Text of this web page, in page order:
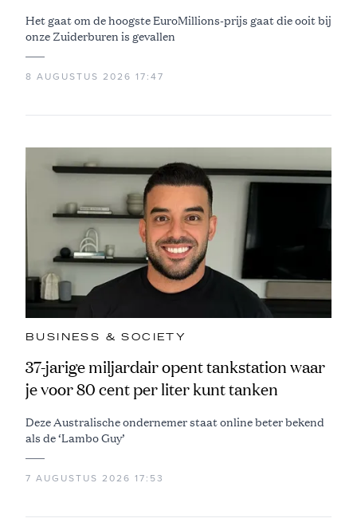
Het gaat om de hoogste EuroMillions-prijs gaat die ooit bij
onze Zuiderburen is gevallen
8 AUGUSTUS 2026 17:47
BUSINESS & SOCIETY
37-jarige miljardair opent tankstation waar
je voor 80 cent per liter kunt tanken
Deze Australische ondernemer staat online beter bekend
als de ‘Lambo Guy’
7 AUGUSTUS 2026 17:53